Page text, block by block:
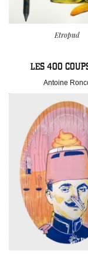
Etropud
LES 400
Antoine